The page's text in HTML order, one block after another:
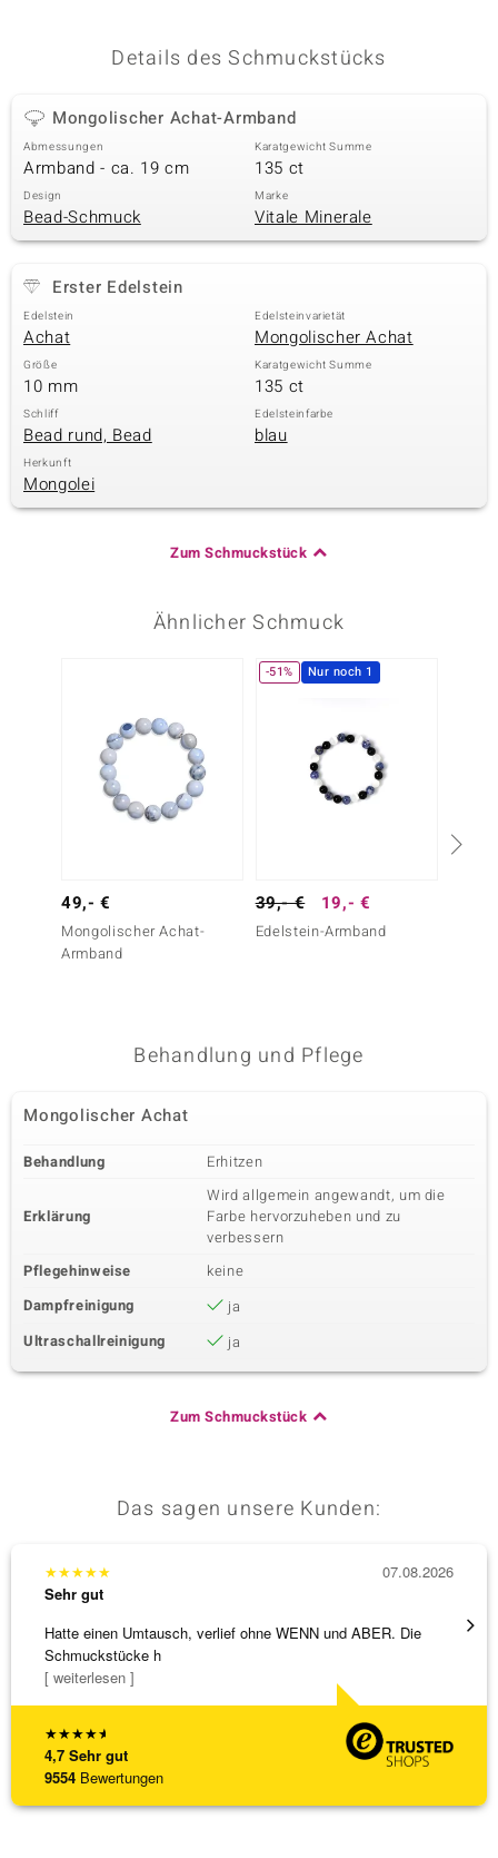
Details des Schmuckstücks
Mongolischer Achat-Armband
Abmessungen
Armband - ca. 19 cm
Karatgewicht Summe
135 ct
Design
Bead-Schmuck
Marke
Vitale Minerale
Erster Edelstein
Edelstein
Achat
Edelsteinvarietät
Mongolischer Achat
Größe
10 mm
Karatgewicht Summe
135 ct
Schliff
Bead rund, Bead
Edelsteinfarbe
blau
Herkunft
Mongolei
Zum Schmuckstück
Ähnlicher Schmuck
49,- €
Mongolischer Achat-
Armband
-51% Nur noch 1
39,- € 19,- €
Edelstein-Armband
Behandlung und Pflege
Mongolischer Achat
Behandlung Erhitzen
Erklärung
Wird allgemein angewandt, um die
Farbe hervorzuheben und zu
verbessern
Pflegehinweise
keine
Dampfreinigung
ja
Ultraschallreinigung
ja
Zum Schmuckstück
Das sagen unsere Kunden:
★★★★★
4,7 Sehr gut
9554 Bewertungen
★★★★★
Sehr gut
Hatte einen Umtausch, verlief ohne WENN und ABER. Die
Schmuckstücke h
[ weiterlesen ]
07.08.2026
Alles